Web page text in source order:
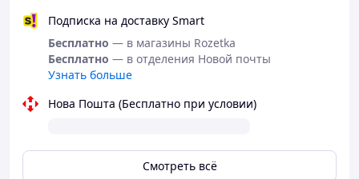
Подписка на доставку Smart
Бесплатно — в магазины Rozetka
Бесплатно — в отделения Новой почты
Узнать больше
Нова Пошта (Бесплатно при условии)
Смотреть всё